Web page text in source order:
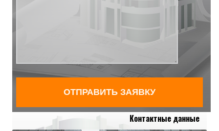
Контактные данные